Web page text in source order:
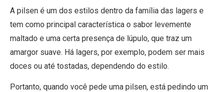
A pilsen é um dos estilos dentro da família das lagers e
tem como principal característica o sabor levemente
maltado e uma certa presença de lúpulo, que traz um
amargor suave. Há lagers, por exemplo, podem ser mais
doces ou até tostadas, dependendo do estilo.
Portanto, quando você pede uma pilsen, está pedindo um